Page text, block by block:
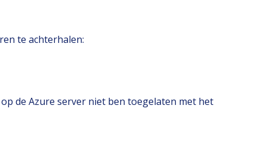
te achterhalen:
de Azure server niet ben toegelaten met het